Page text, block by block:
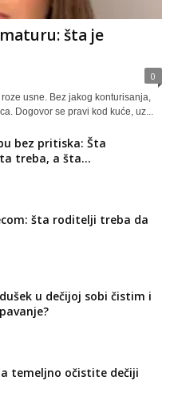
šta je
0
usne. Bez jakog konturisanja,
Dogovor se pravi kod kuće, uz...
bez pritiska: Šta
treba, a šta...
šta roditelji treba da
u dečijoj sobi čistim i
temeljno očistite dečiji